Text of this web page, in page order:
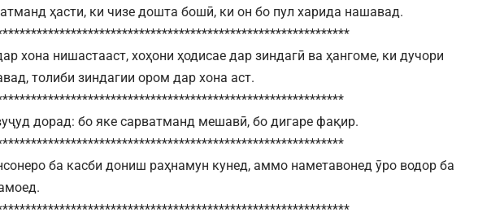
ҳасти, ки чизе дошта бошӣ, ки он бо пул харида нашавад.
хона нишастааст, хоҳони ҳодисае дар зиндагӣ ва ҳангоме, ки дучори
толиби зиндагии ором дар хона аст.
дорад: бо яке сарватманд мешавӣ, бо дигаре фақир.
ба касби дониш раҳнамун кунед, аммо наметавонед ӯро водор ба